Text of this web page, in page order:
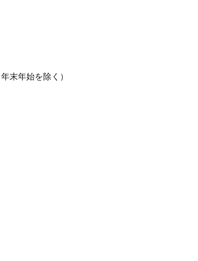
末年始を除く）